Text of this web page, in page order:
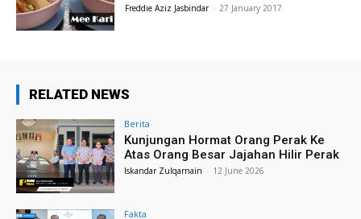
Freddie Aziz Jasbindar - 27 January 2017
RELATED NEWS
Berita
Kunjungan Hormat Orang Perak Ke
Atas Orang Besar Jajahan Hilir Perak
Iskandar Zulqarnain - 12 June 2026
Fakta